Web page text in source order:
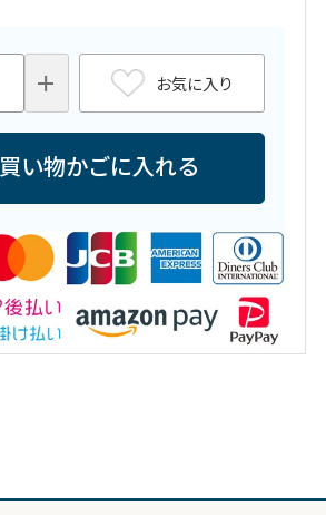
お気に入り
買い物かごに入れる